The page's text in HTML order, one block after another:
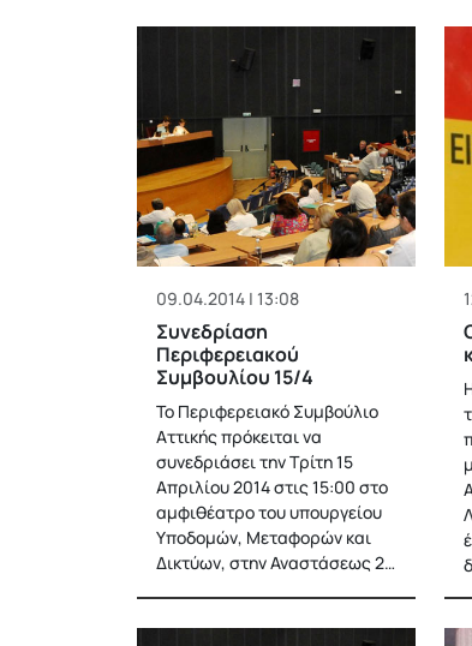
09.04.2014 | 13:08
Συνεδρίαση
Περιφερειακού
Συμβουλίου 15/4
Το Περιφερειακό Συμβούλιο
Αττικής πρόκειται να
συνεδριάσει την Τρίτη 15
Απριλίου 2014 στις 15:00 στο
αμφιθέατρο του υπουργείου
Υποδομών, Μεταφορών και
Δικτύων, στην Αναστάσεως 2…